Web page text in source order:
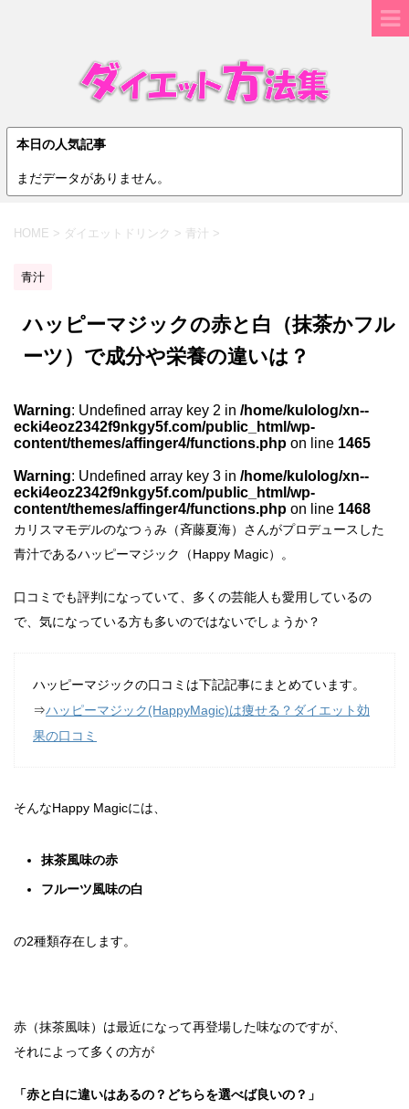
本日の人気記事
まだデータがありません。
HOME > ダイエットドリンク > 青汁 >
青汁
ハッピーマジックの赤と白（抹茶かフル
ーツ）で成分や栄養の違いは？
Warning: Undefined array key 2 in /home/kulolog/xn--
ecki4eoz2342f9nkgy5f.com/public_html/wp-
content/themes/affinger4/functions.php on line 1465
Warning: Undefined array key 3 in /home/kulolog/xn--
ecki4eoz2342f9nkgy5f.com/public_html/wp-
content/themes/affinger4/functions.php on line 1468
カリスマモデルのなつぅみ（斉藤夏海）さんがプロデュースした
青汁であるハッピーマジック（Happy Magic）。
口コミでも評判になっていて、多くの芸能人も愛用しているの
で、気になっている方も多いのではないでしょうか？
ハッピーマジックの口コミは下記記事にまとめています。
⇒ハッピーマジック(HappyMagic)は痩せる？ダイエット効
果の口コミ
そんなHappy Magicには、
抹茶風味の赤
フルーツ風味の白
の2種類存在します。
赤（抹茶風味）は最近になって再登場した味なのですが、
それによって多くの方が
「赤と白に違いはあるの？どちらを選べば良いの？」